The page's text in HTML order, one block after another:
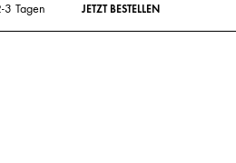
3 Tagen JETZT BESTELLEN